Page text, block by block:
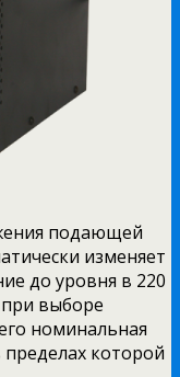
подающей
изменяет
до уровня в 220
выборе
номинальная
которой